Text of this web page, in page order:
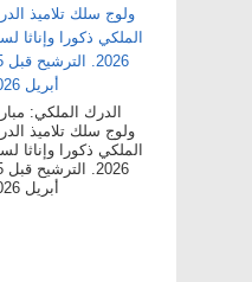
الدرك الملكي:
ولوج سلك تلاميذ
الملكي ذكورا وإناثا
أبريل 2026